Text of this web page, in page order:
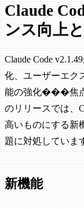
Claude
ンス向上
Claude Code
化、ユーザーエク
能の強化���焦点
のリリースでは、
高いものにする新
題に対処していま
新機能